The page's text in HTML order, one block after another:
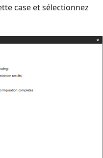
case et sélectionnez